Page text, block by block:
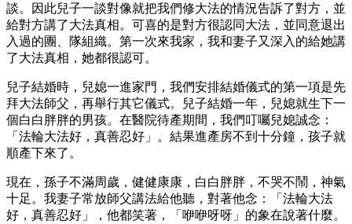
談。因此兒子一談對像就把我們修大法的情況告訴了對方，並
給對方講了大法真相。可喜的是對方很認同大法，並同意退出
入過的團、隊組織。第一次來我家，我和妻子又深入的給她講
了大法真相，她都很認可。
兒子結婚時，兒媳一進家門，我們安排結婚儀式的第一項是先
拜大法師父，再舉行其它儀式。兒子結婚一年，兒媳就生下一
個白白胖胖的男孩。在醫院待產期間，我們叮囑兒媳誠念：
「法輪大法好，真善忍好」。結果進產房不到十分鐘，孩子就
順產下來了。
現在，孫子不滿周歲，健健康康，白白胖胖，不哭不鬧，神氣
十足。我妻子常放師父講法給他聽，對著他念：「法輪大法
好，真善忍好」，他都笑著，「咿咿呀呀」的象在說著什麼。